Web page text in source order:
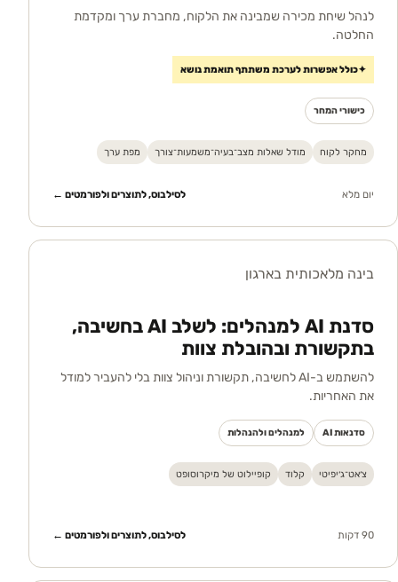
לנהל שיחת מכירה שמבינה את הלקוח, מחברת ערך ומקדמת
החלטה.
✦כולל אפשרות לערכת משתתף תואמת נושא
כישורי המחר
מחקר לקוח מודל שאלות מצב־בעיה־משמעות־צורך מפת ערך
יום מלא לסילבוס, לתוצרים ולפורמטים ←
בינה מלאכותית בארגון
סדנת AI למנהלים: לשלב AI בחשיבה,
בתקשורת ובהובלת צוות
להשתמש ב-AI לחשיבה, תקשורת וניהול צוות בלי להעביר למודל
את האחריות.
סדנאות AI למנהלים ולהנהלות
צ׳אט־ג׳יפיטי קלוד קופיילוט של מיקרוסופט
90 דקות לסילבוס, לתוצרים ולפורמטים ←